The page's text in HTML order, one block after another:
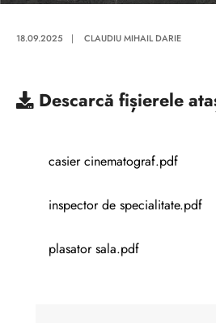
18.09.2025 | CLAUDIU MIHAIL DARIE
Descarcă fișierele
casier cinematograf.pdf
inspector de specialitate.pdf
plasator sala.pdf